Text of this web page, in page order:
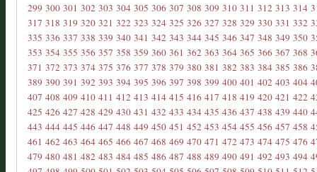
299 300 301 302 303 304 305 306 307 308 309 310 311 312 313 314
317 318 319 320 321 322 323 324 325 326 327 328 329 330 331 332
335 336 337 338 339 340 341 342 343 344 345 346 347 348 349 350
353 354 355 356 357 358 359 360 361 362 363 364 365 366 367 368
371 372 373 374 375 376 377 378 379 380 381 382 383 384 385 386
389 390 391 392 393 394 395 396 397 398 399 400 401 402 403 404
407 408 409 410 411 412 413 414 415 416 417 418 419 420 421 422
425 426 427 428 429 430 431 432 433 434 435 436 437 438 439 440
443 444 445 446 447 448 449 450 451 452 453 454 455 456 457 458
461 462 463 464 465 466 467 468 469 470 471 472 473 474 475 476
479 480 481 482 483 484 485 486 487 488 489 490 491 492 493 494